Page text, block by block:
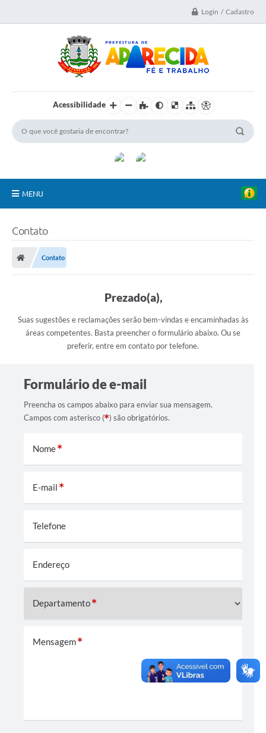
Login / Cadastro
Acessibilidade
MENU
Transparência
Ouvidoria
Serviços Online
Legislação
Secretaria de Saúde (Relações ESF)
Galeria de Fotos
Cemitérios
Galeria de Vídeos
Contato
Contato
Prezado(a),
Suas sugestões e reclamações serão bem-vindas e encaminhadas às
áreas competentes. Basta preencher o formulário abaixo. Ou se
preferir, entre em contato por telefone.
Formulário de e-mail
Preencha os campos abaixo para enviar sua mensagem.
Campos com asterisco ( ) são obrigatórios.
Nome
E-mail
Telefone
Endereço
Departamento
Mensagem